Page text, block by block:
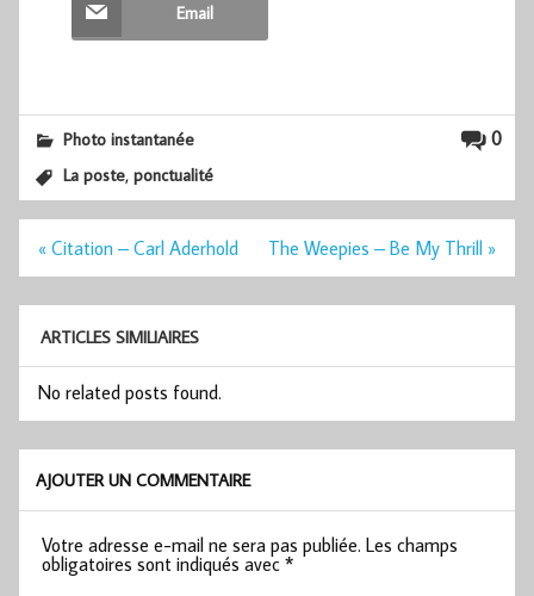
Email
0
Photo instantanée
La poste,ponctualité
Navigation
« Citation – Carl Aderhold The Weepies – Be My Thrill »
ARTICLES SIMILIAIRES
No related posts found.
AJOUTER UN COMMENTAIRE
Votre adresse e-mail ne sera pas publiée. Les champs
obligatoires sont indiqués avec*